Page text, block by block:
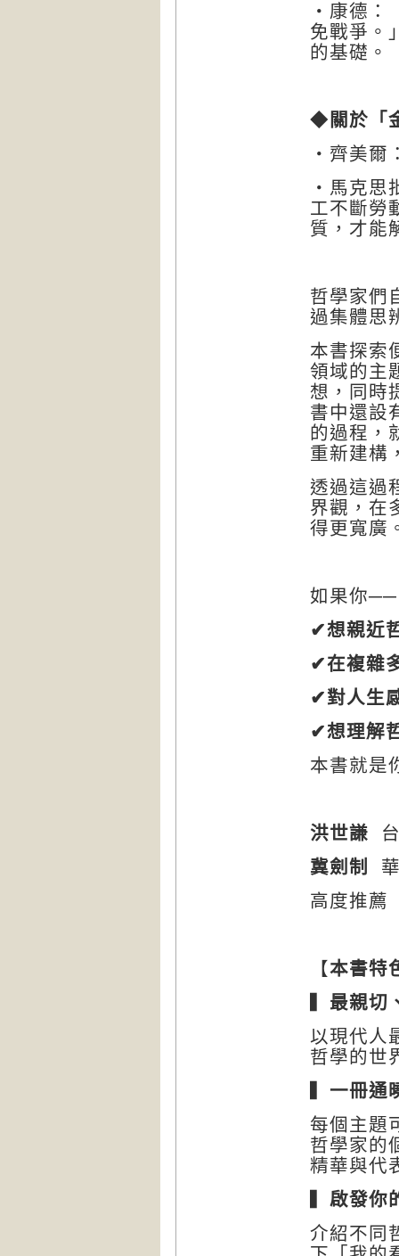
‧康德：
免戰爭。
的基礎。
◆ 關於「
‧齊美爾
‧馬克思
工不斷勞
質，才能
哲學家們
過集體思
本書探索
領域的主
想，同時
書中還設
的過程，
重新建構
透過這過
界觀，在
得更寬廣
如果你──
✔想親近
✔在複雜
✔對人生
✔想理解
本書就是
洪世謙
冀劍制
高度推薦
【本書特
最親切
以現代人
哲學的世
一冊通
每個主題
哲學家的
精華與代
啟發你
介紹不同